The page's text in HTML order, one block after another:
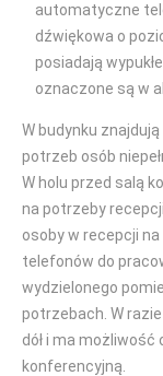
automatyczne
dźwiękowa o
posiadają
oznaczone są w
W budynku
potrzeb osób
W holu przed salą
na potrzeby
osoby w recepcji
telefonów do
wydzielonego
potrzebach. W
dół i ma możliwość
konferencyjną.